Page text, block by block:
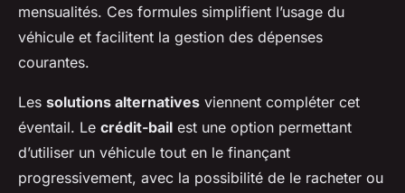
mensualités. Ces formules simplifient l’usage du
véhicule et facilitent la gestion des dépenses
courantes.
Les solutions alternatives viennent compléter cet
éventail. Le crédit-bail est une option permettant
d’utiliser un véhicule tout en le finançant
progressivement, avec la possibilité de le racheter ou